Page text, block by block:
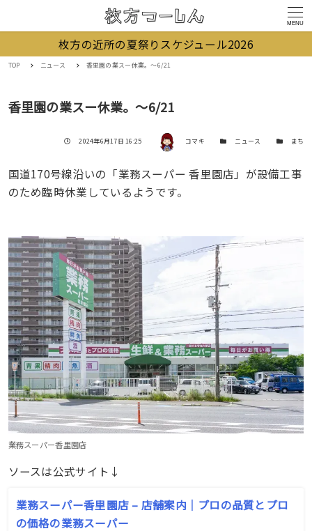
MENU
枚方の近所の夏祭りスケジュール2026
TOP ニュース 香里園の業スー休業。〜6/21
香里園の業スー休業。〜6/21
投稿日
2024年6月17日 16:25 著者 コマキ カテゴリー
ニュース カテゴリー
まち
国道170号線沿いの「業務スーパー 香里園店」が設備工事
のため臨時休業しているようです。
業務スーパー香里園店
ソースは公式サイト↓
業務スーパー香里園店 – 店舗案内｜プロの品質とプロ
の価格の業務スーパー